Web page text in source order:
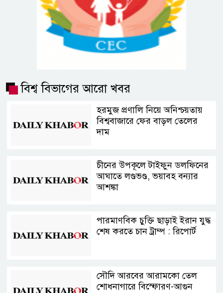
বিশ্ব বিভাগের আরো খবর
হরমুজ প্রণালি নিয়ে অনিশ্চয়তায়
বিশ্ববাজারে ফের বাড়ল তেলের
দাম
চীনের উপকূলে টাইফুন ডলফিনের
আঘাতে লণ্ডভণ্ড, ভয়াবহ বন্যার
আশঙ্কা
পারমাণবিক চুক্তি ছাড়াই ইরান যুদ্ধ
শেষ করতে চান ট্রাম্প : রিপোর্ট
সৌদি আরবের আরামকো তেল
শোধনাগারে বিস্ফোরণ-আগুন